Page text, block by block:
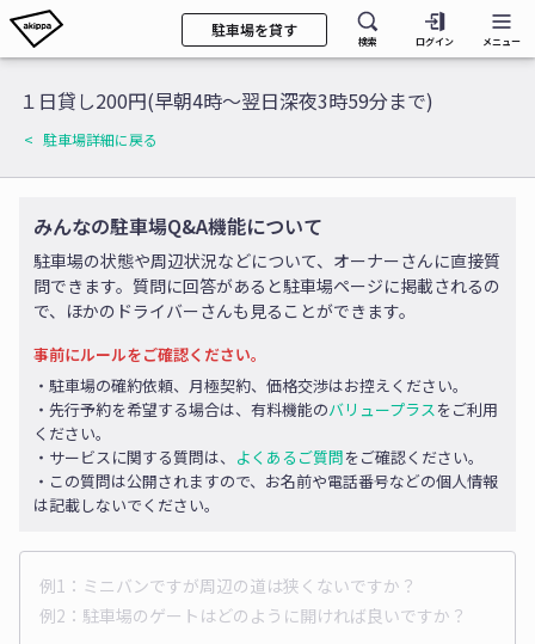
駐車場を貸す
検索 ログイン メニュー
１日貸し200円(早朝4時〜翌日深夜3時59分まで)
駐車場詳細に戻る
みんなの駐車場Q&A機能について
駐車場の状態や周辺状況などについて、オーナーさんに直接質
問できます。質問に回答があると駐車場ページに掲載されるの
で、ほかのドライバーさんも見ることができます。
事前にルールをご確認ください。
・駐車場の確約依頼、月極契約、価格交渉はお控えください。
・先行予約を希望する場合は、有料機能のバリュープラスをご利用
ください。
・サービスに関する質問は、 よくあるご質問をご確認ください。
・この質問は公開されますので、お名前や電話番号などの個人情報
は記載しないでください。